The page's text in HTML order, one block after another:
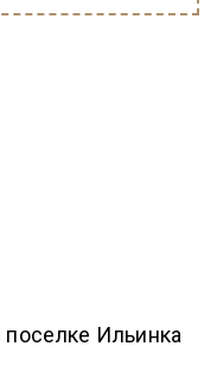
поселке Ильинка